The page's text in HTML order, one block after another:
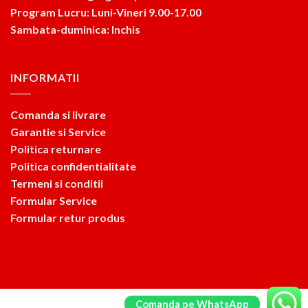
Program Lucru: Luni-Vineri 9.00-17.00
Sambata-duminica: Inchis
INFORMATII
Comanda si livrare
Garantie si Service
Politica returnare
Politica confidentialitate
Termeni si conditii
Formular Service
Formular retur produs
Comanda pe WhatsApp